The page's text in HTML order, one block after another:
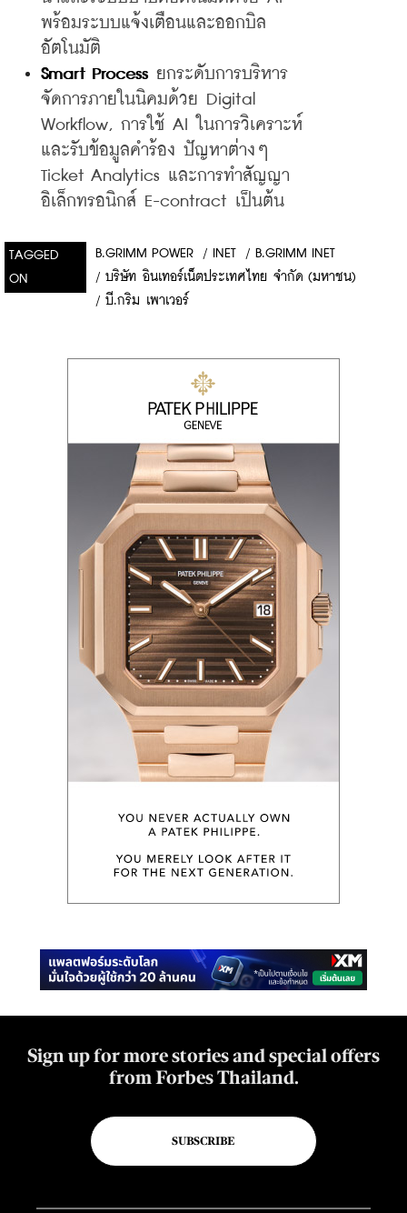
พร้อมระบบแจ้งเตือนและออกบิล
อัตโนมัติ
Smart Process ยกระดับการบริหาร
จัดการภายในนิคมด้วย Digital
Workflow, การใช้ AI ในการวิเคราะห์
และรับข้อมูลคำร้อง ปัญหาต่างๆ
Ticket Analytics และการทำสัญญา
อิเล็กทรอนิกส์ E-contract เป็นต้น
TAGGED
ON
B.GRIMM POWER / INET / B.GRIMM INET
/ บริษัท อินเทอร์เน็ตประเทศไทย จำกัด (มหาชน)
/ บี.กริม เพาเวอร์
Sign up for more stories and special offers
from Forbes Thailand.
SUBSCRIBE